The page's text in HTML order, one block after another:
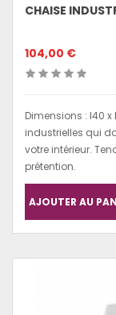
CHAISE
104,00 €
Dimensions : l40
industrielles qui
votre intérieur.
prétention.
AJOUTER AU